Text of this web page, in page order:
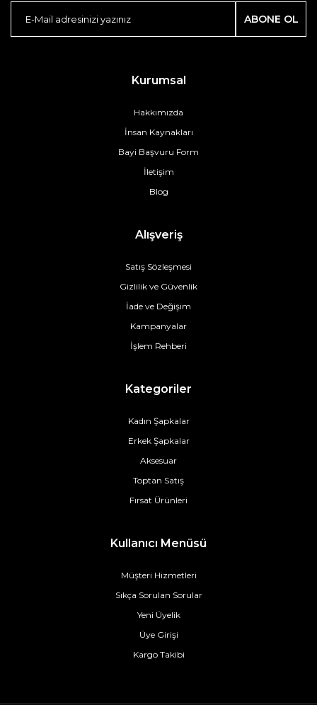
ABONE OL
Kurumsal
Hakkımızda
İnsan Kaynakları
Bayi Başvuru Form
İletişim
Blog
Alışveriş
Satış Sözleşmesi
Gizlilik ve Güvenlik
İade ve Değişim
Kampanyalar
İşlem Rehberi
Kategoriler
Kadın Şapkalar
Erkek Şapkalar
Aksesuar
Toptan Satış
Fırsat Ürünleri
Kullanıcı Menüsü
Müşteri Hizmetleri
Sıkça Sorulan Sorular
Yeni Üyelik
Üye Girişi
Kargo Takibi